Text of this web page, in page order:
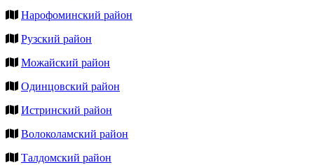
Нарофоминский район
Рузский район
Можайский район
Одинцовский район
Истринский район
Волоколамский район
Талдомский район